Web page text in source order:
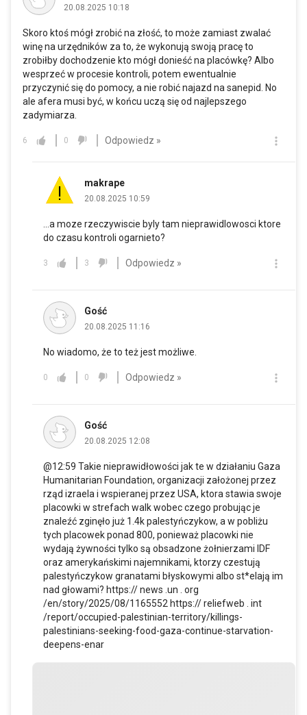
20.08.2025 10:18
Skoro ktoś mógł zrobić na złość, to może zamiast zwalać
winę na urzędników za to, że wykonują swoją pracę to
zrobiłby dochodzenie kto mógł donieść na placówkę? Albo
wesprzeć w procesie kontroli, potem ewentualnie
przyczynić się do pomocy, a nie robić najazd na sanepid. No
ale afera musi być, w końcu uczą się od najlepszego
zadymiarza.
6 0 Odpowiedz »
makrape
20.08.2025 10:59
...a moze rzeczywiscie byly tam nieprawidlowosci ktore
do czasu kontroli ogarnieto?
3 3 Odpowiedz »
Gość
20.08.2025 11:16
No wiadomo, że to też jest możliwe.
0 0 Odpowiedz »
Gość
20.08.2025 12:08
@12:59 Takie nieprawidłowości jak te w działaniu Gaza
Humanitarian Foundation, organizacji założonej przez
rząd izraela i wspieranej przez USA, ktora stawia swoje
placowki w strefach walk wobec czego probując je
znaleźć zginęło już 1.4k palestyńczykow, a w pobliżu
tych placowek ponad 800, ponieważ placowki nie
wydają żywności tylko są obsadzone żołnierzami IDF
oraz amerykańskimi najemnikami, ktorzy czestują
palestyńczykow granatami błyskowymi albo st*elają im
nad głowami? https:// news .un . org
/en/story/2025/08/1165552 https:// reliefweb . int
/report/occupied-palestinian-territory/killings-
palestinians-seeking-food-gaza-continue-starvation-
deepens-enar